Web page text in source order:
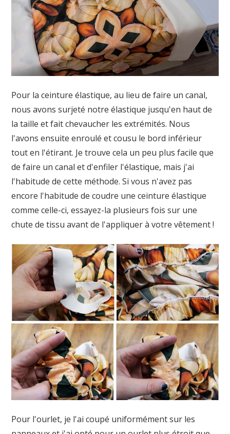
Pour la ceinture élastique, au lieu de faire un canal,
nous avons surjeté notre élastique jusqu'en haut de
la taille et fait chevaucher les extrémités. Nous
l'avons ensuite enroulé et cousu le bord inférieur
tout en l'étirant. Je trouve cela un peu plus facile que
de faire un canal et d'enfiler l'élastique, mais j'ai
l'habitude de cette méthode. Si vous n'avez pas
encore l'habitude de coudre une ceinture élastique
comme celle-ci, essayez-la plusieurs fois sur une
chute de tissu avant de l'appliquer à votre vêtement !
Pour l'ourlet, je l'ai coupé uniformément sur les